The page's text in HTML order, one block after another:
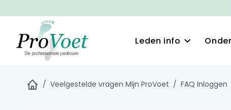
Leden info
/ Veelgestelde vragen Mijn ProVoet / FAQ Inloggen